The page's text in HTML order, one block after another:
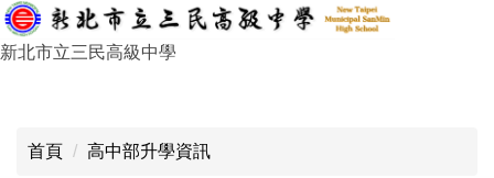
跳
到
新北市立三民高級中學
首頁 高中部升學資訊